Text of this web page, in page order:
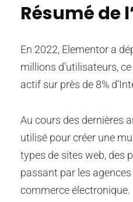
Résumé de
En 2022, Elementor a
millions d’utilisateurs,
actif sur près de 8%
Au cours des dernières
utilisé pour créer une
types de sites web, des
passant par les
commerce électronique.